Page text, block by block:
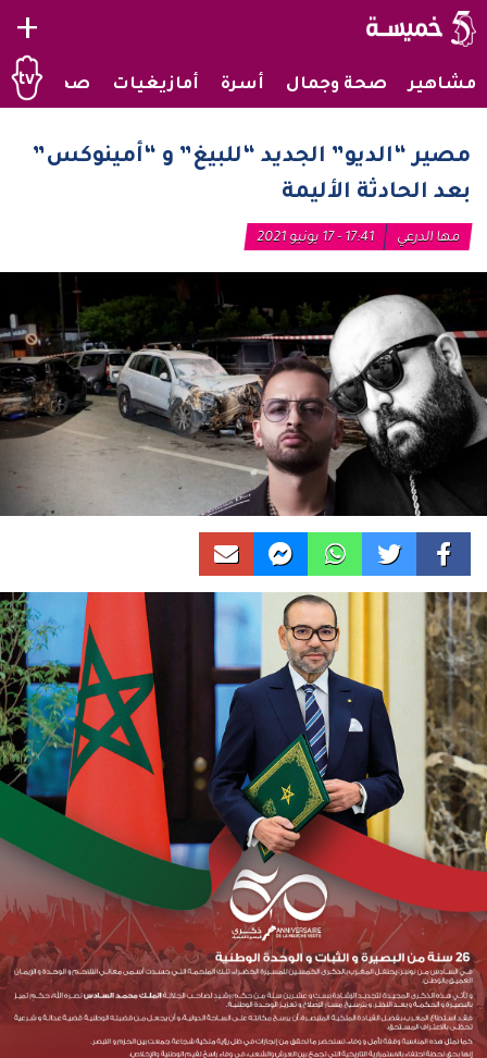
+
مشاهير صحة وجمال أسرة أمازيغيات صحراويات
مصير “الديو” الجديد “للبيغ” و “أمينوكس”
بعد الحادثة الأليمة
مها الدرعي 17:41 - 17 يونيو 2021